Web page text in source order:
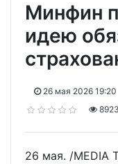
Минфин
идею
26 мая 2026 19:20
8923
26 мая. /MEDIA